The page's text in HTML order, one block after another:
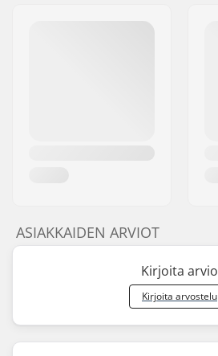
ASIAKKAIDEN ARVIOT
Kirjoita arvio
Kirjoita arvostelu